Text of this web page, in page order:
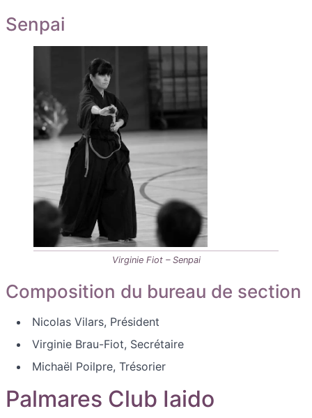
Senpai
Virginie Fiot – Senpai
Composition du bureau de section
Nicolas Vilars, Président
Virginie Brau-Fiot, Secrétaire
Michaël Poilpre, Trésorier
Palmares Club Iaido